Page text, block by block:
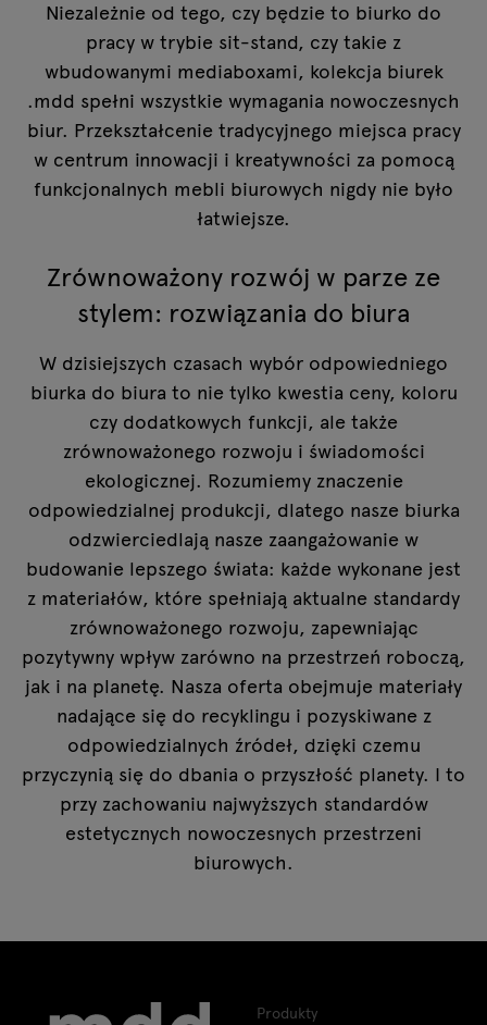
Niezależnie od tego, czy będzie to biurko do
pracy w trybie sit-stand, czy takie z
wbudowanymi mediaboxami, kolekcja biurek
.mdd spełni wszystkie wymagania nowoczesnych
biur. Przekształcenie tradycyjnego miejsca pracy
w centrum innowacji i kreatywności za pomocą
funkcjonalnych mebli biurowych nigdy nie było
łatwiejsze.
Zrównoważony rozwój w parze ze
stylem: rozwiązania do biura
W dzisiejszych czasach wybór odpowiedniego
biurka do biura to nie tylko kwestia ceny, koloru
czy dodatkowych funkcji, ale także
zrównoważonego rozwoju i świadomości
ekologicznej. Rozumiemy znaczenie
odpowiedzialnej produkcji, dlatego nasze biurka
odzwierciedlają nasze zaangażowanie w
budowanie lepszego świata: każde wykonane jest
z materiałów, które spełniają aktualne standardy
zrównoważonego rozwoju, zapewniając
pozytywny wpływ zarówno na przestrzeń roboczą,
jak i na planetę. Nasza oferta obejmuje materiały
nadające się do recyklingu i pozyskiwane z
odpowiedzialnych źródeł, dzięki czemu
przyczynią się do dbania o przyszłość planety. I to
przy zachowaniu najwyższych standardów
estetycznych nowoczesnych przestrzeni
biurowych.
Produkty